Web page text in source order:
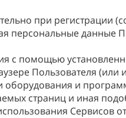
при регистрации
персональные данные
с помощью
Пользователя (или
оборудования и
страниц и иная
Сервисов